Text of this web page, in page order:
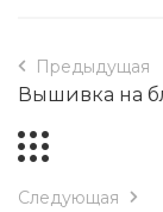
Предыдущая
Вышивка на
Следующая